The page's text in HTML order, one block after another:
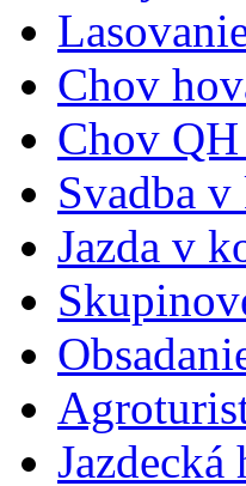
Chov
Chov
Svadba
Jazda v
Jazdecká